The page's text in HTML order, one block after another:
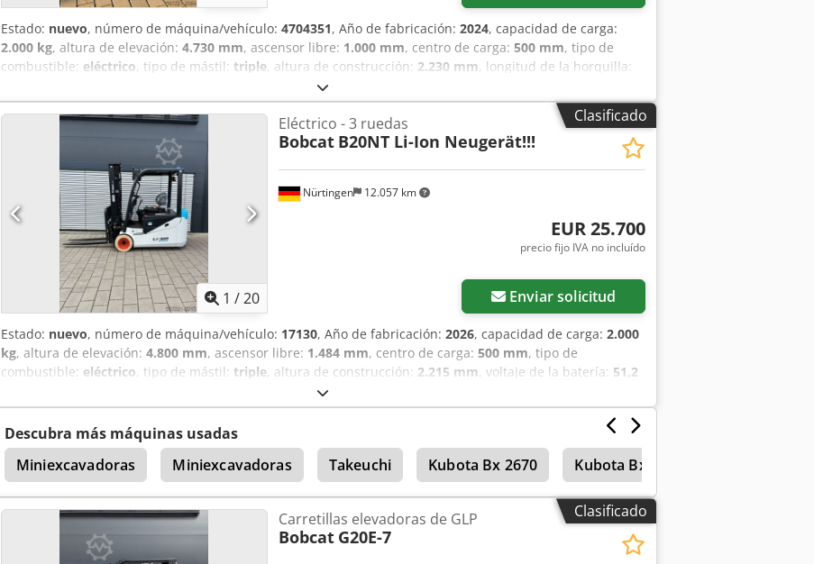
Estado: nuevo, número de máquina/vehículo: 4704351, Año de fabricación: 2024, capacidad de carga:
2.000 kg, altura de elevación: 4.730 mm, ascensor libre: 1.000 mm, centro de carga: 500 mm, tipo de
combustible: eléctrico, tipo de mástil: triple, altura de construcción: 2.230 mm, longitud de la horquilla:
, tipo de motor: Eléctrico, fabricante: Bobcat Codpfx Asxz Spwsn Terf
Clasificado
1 /20
Nürtingen 12.057 km
Eléctrico - 3 ruedas
Bobcat B20NT Li-Ion Neugerät!!!
EUR 25.700
precio fijo IVA no incluído
Enviar solicitud
Estado: nuevo, número de máquina/vehículo: 17130, Año de fabricación: 2026, capacidad de carga: 2.000
kg, altura de elevación: 4.800 mm, ascensor libre: 1.484 mm, centro de carga: 500 mm, tipo de
combustible: eléctrico, tipo de mástil: triple, altura de construcción: 2.215 mm, voltaje de la batería: 51,2
, tamaño del neumático delantero:
del neumático trasero:16x6-8 non marking, peso total:3.790 kg, 5174822 Crjdpjzfd D Iofx An Tef Número
de serie: OBA07-000027 Especificaciones de la batería: 51,2 V, 277 Ah
Descubra más máquinas usadas
Miniexcavadoras
Miniexcavadoras Takeuchi Kubota Bx 2670 Kubota Bx 2370
Clasificado
Carretillas elevadoras de GLP
Bobcat G20E-7